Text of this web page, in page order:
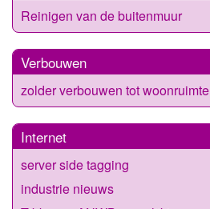
Reinigen van de buitenmuur
Verbouwen
zolder verbouwen tot woonruimte
Internet
server side tagging
industrie nieuws